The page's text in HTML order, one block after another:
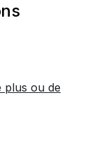
plus ou de